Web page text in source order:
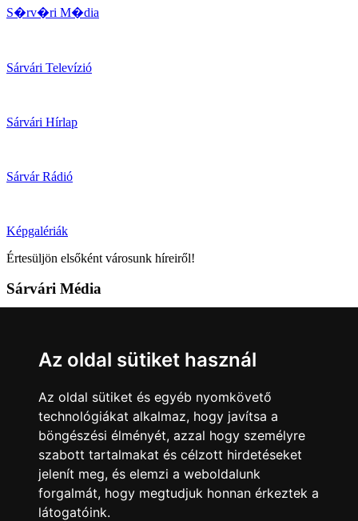
Az oldal sütiket használ
Az oldal sütiket és egyéb nyomkövető
technológiákat alkalmaz, hogy javítsa a
böngészési élményét, azzal hogy személyre
szabott tartalmakat és célzott hirdetéseket
jelenít meg, és elemzi a weboldalunk
forgalmát, hogy megtudjuk honnan érkeztek a
látogatóink.
S�rv�ri M�dia
Sárvári Televízió
Sárvári Hírlap
Sárvár Rádió
Képgalériák
Értesüljön elsőként városunk híreiről!
Sárvári Média
Kövess minket!
Sárvár lendületben Sárvár lendületben
Nyilatkozatok
Impresszum Felhasználási feltételek Adatkezelési tájékoztató
Akadálymentesítési nyilatkozat